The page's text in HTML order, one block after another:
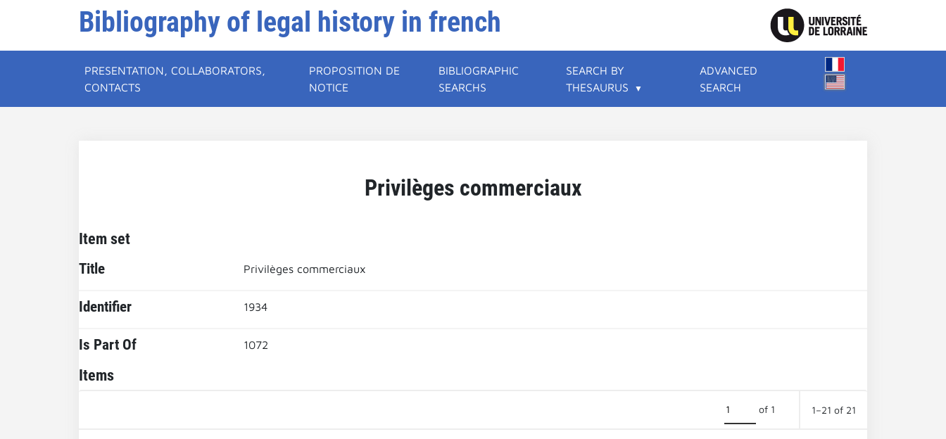
Bibliography of legal history in french
PRESENTATION, COLLABORATORS,
CONTACTS
PROPOSITION DE
NOTICE
BIBLIOGRAPHIC
SEARCHS
SEARCH BY
THESAURUS
ADVANCED
SEARCH
Privilèges commerciaux
Item set
Title Privilèges commerciaux
Identifier 1934
Is Part Of 1072
Items
of 1 1–21 of 21